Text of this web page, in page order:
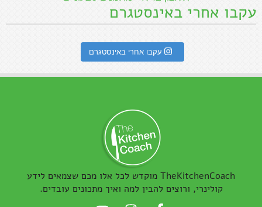
עקבו אחרי באינסטגרם
עקבו אחרי באינסטגרם
TheKitchenCoach מוקדש לכל אלו מכם שצמאים לידע
קולינרי, ורוצים להבין למה ואיך מתכונים עובדים.